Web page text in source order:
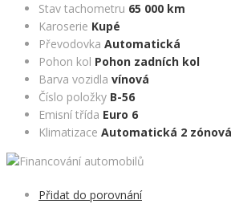
Stav tachometru 65 000 km
Karoserie Kupé
Převodovka Automatická
Pohon kol Pohon zadních kol
Barva vozidla vínová
Číslo položky B-56
Emisní třída Euro 6
Klimatizace Automatická 2 zónová
Přidat do porovnání